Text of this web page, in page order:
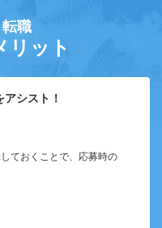
職
リット
シスト！
ておくことで、応募時の